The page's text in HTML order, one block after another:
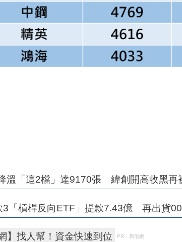
溫「這2檔」達9170張 緯創開高收黑再
3「槓桿反向ETF」提款7.43億 再出貨
】找人幫！資金快速到位 PR・易借網